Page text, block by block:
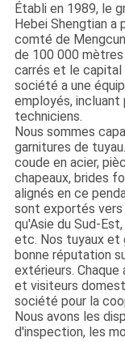
Établi en 1989, le
Hebei Shengtian a
comté de
de 100 000
carrés et le capital
société a une
employés,
techniciens.
Nous sommes
garnitures de
coude en acier,
chapeaux, brides
alignés en ce
sont exportés
qu'Asie du Sud-
etc. Nos tuyaux et
bonne réputation
extérieurs.
et visiteurs
société pour la
Nous avons les
d'inspection, les